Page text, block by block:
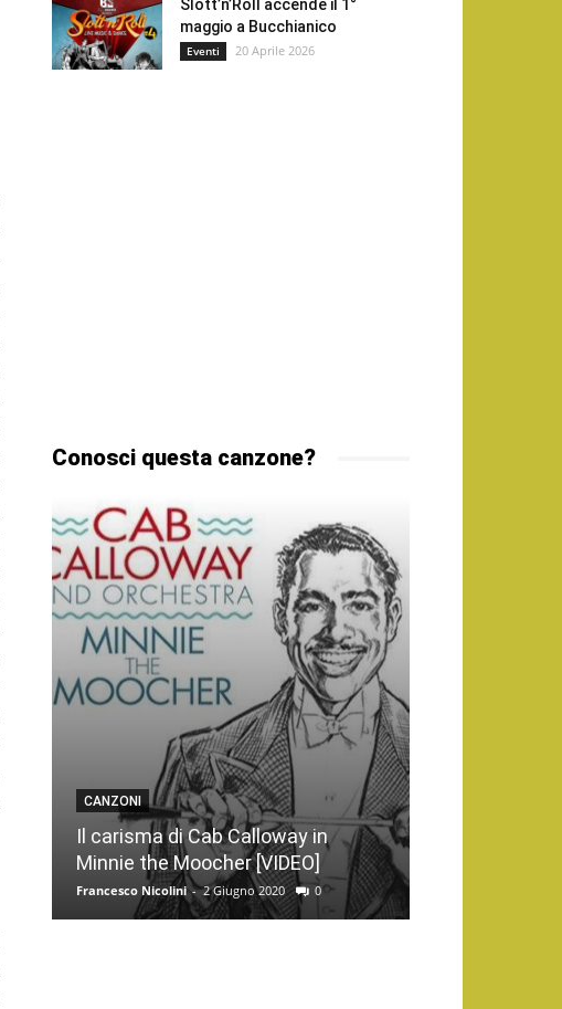
Slott’n’Roll accende il 1°
maggio a Bucchianico
Eventi 20 Aprile 2026
Conosci questa canzone?
CANZONI
Il carisma di Cab Calloway in
Minnie the Moocher [VIDEO]
Francesco Nicolini - 2 Giugno 2020 0